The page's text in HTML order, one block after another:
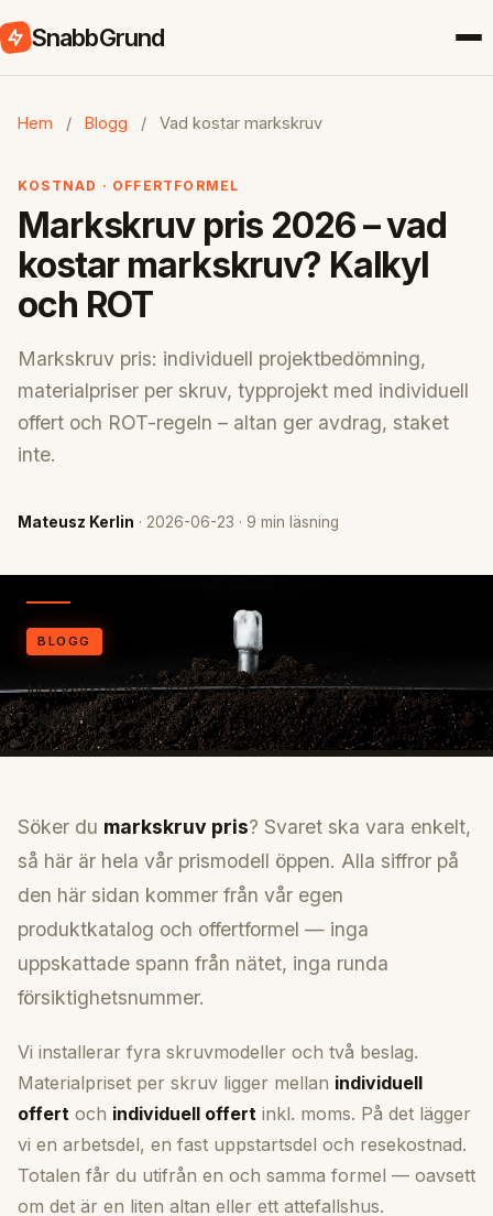
SnabbGrund
Hem / Blogg / Vad kostar markskruv
KOSTNAD · OFFERTFORMEL
Markskruv pris 2026 – vad
kostar markskruv? Kalkyl
och ROT
Markskruv pris: individuell projektbedömning,
materialpriser per skruv, typprojekt med individuell
offert och ROT-regeln – altan ger avdrag, staket
inte.
Mateusz Kerlin · 2026-06-23 · 9 min läsning
BLOGG
Markskruv pris 2026 – vad kostar markskruv?
Kalkyl och ROT
Söker du markskruv pris? Svaret ska vara enkelt,
så här är hela vår prismodell öppen. Alla siffror på
den här sidan kommer från vår egen
produktkatalog och offertformel — inga
uppskattade spann från nätet, inga runda
försiktighetsnummer.
Vi installerar fyra skruvmodeller och två beslag.
Materialpriset per skruv ligger mellan individuell
offert och individuell offert inkl. moms. På det lägger
vi en arbetsdel, en fast uppstartsdel och resekostnad.
Totalen får du utifrån en och samma formel — oavsett
om det är en liten altan eller ett attefallshus.